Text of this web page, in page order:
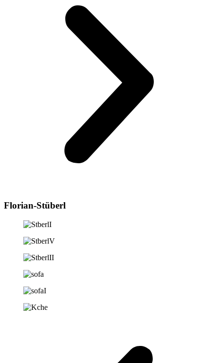
Florian-Stüberl